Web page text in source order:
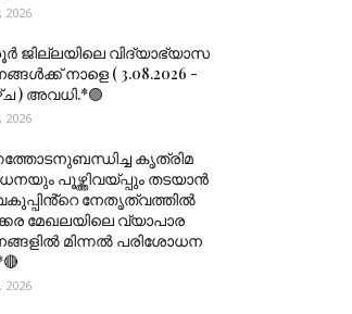
2026
ജില്ലയിലെ വിദ്യാഭ്യാസ
നാളെ ( 3.08.2026 -
) അവധി.*🟣
2026
കൃത്രിമ
പൂഴ്ത്തിവയ്പ്പും തടയാൻ
നേതൃത്വത്തിൽ
മേഖലയിലെ വ്യാപാര
മിന്നൽ പരിശോധന
2026